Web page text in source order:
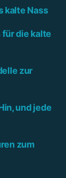
kalte Nass
die kalte
zur
und jede
zum